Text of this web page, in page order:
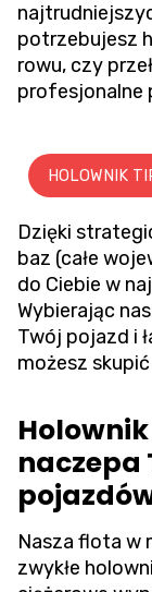
potrzebujesz
rowu, czy
profesjonalne
HOLOWNIK
Dzięki
baz (całe
do Ciebie w
Wybierając
Twój pojazd i
możesz
naczepa
Nasza flota w
zwykłe